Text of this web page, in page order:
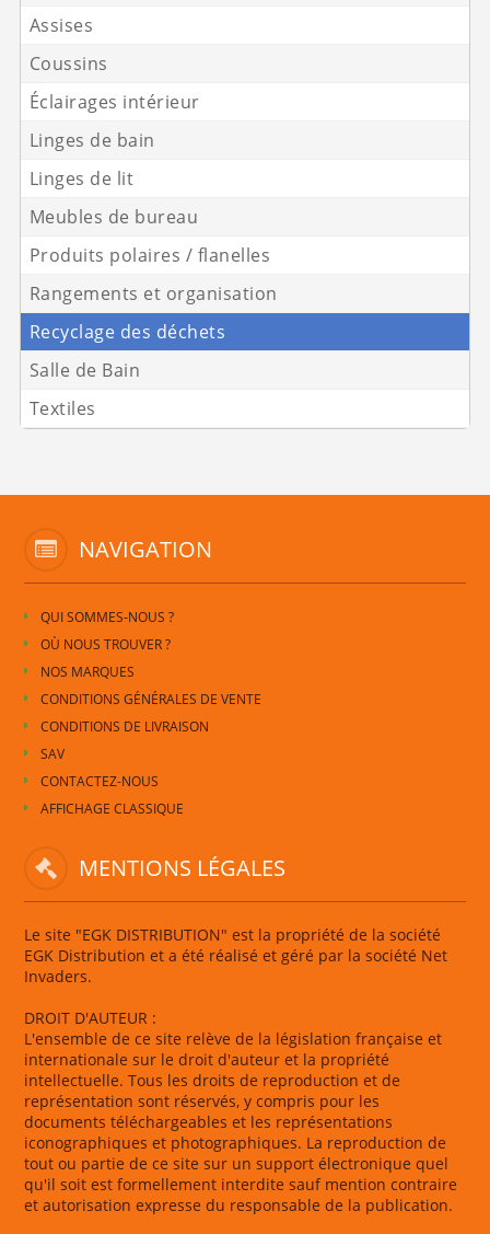
Assises
Coussins
Éclairages intérieur
Linges de bain
Linges de lit
Meubles de bureau
Produits polaires / flanelles
Rangements et organisation
Recyclage des déchets
Salle de Bain
Textiles
NAVIGATION
QUI SOMMES-NOUS ?
OÙ NOUS TROUVER ?
NOS MARQUES
CONDITIONS GÉNÉRALES DE VENTE
CONDITIONS DE LIVRAISON
SAV
CONTACTEZ-NOUS
AFFICHAGE CLASSIQUE
MENTIONS LÉGALES
Le site "EGK DISTRIBUTION" est la propriété de la société
EGK Distribution et a été réalisé et géré par la société Net
Invaders.
DROIT D'AUTEUR :
L'ensemble de ce site relève de la législation française et
internationale sur le droit d'auteur et la propriété
intellectuelle. Tous les droits de reproduction et de
représentation sont réservés, y compris pour les
documents téléchargeables et les représentations
iconographiques et photographiques. La reproduction de
tout ou partie de ce site sur un support électronique quel
qu'il soit est formellement interdite sauf mention contraire
et autorisation expresse du responsable de la publication.